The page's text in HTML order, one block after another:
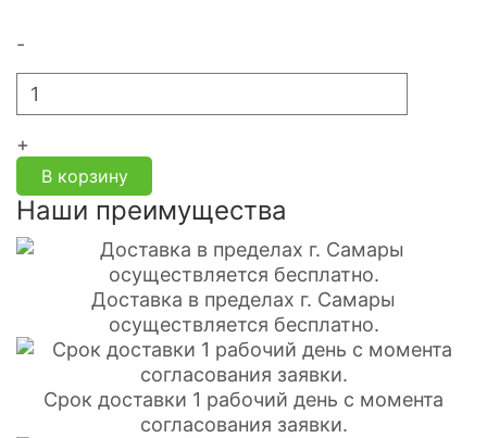
-
+
В корзину
Наши преимущества
Доставка в пределах г. Самары
осуществляется бесплатно.
Срок доставки 1 рабочий день с момента
согласования заявки.